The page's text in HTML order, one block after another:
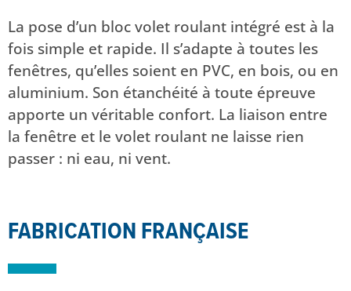
La pose d’un bloc volet roulant intégré est à la
fois simple et rapide. Il s’adapte à toutes les
fenêtres, qu’elles soient en PVC, en bois, ou en
aluminium. Son étanchéité à toute épreuve
apporte un véritable confort. La liaison entre
la fenêtre et le volet roulant ne laisse rien
passer : ni eau, ni vent.
FABRICATION FRANÇAISE